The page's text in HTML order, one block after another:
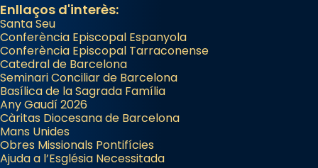
Enllaços d'interès:
Santa Seu
Conferència Episcopal Espanyola
Conferència Episcopal Tarraconense
Catedral de Barcelona
Seminari Conciliar de Barcelona
Basílica de la Sagrada Família
Any Gaudí 2026
Càritas Diocesana de Barcelona
Mans Unides
Obres Missionals Pontifícies
Ajuda a l’Església Necessitada